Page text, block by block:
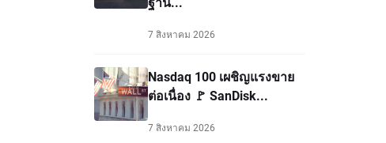
7 สิงหาคม 2026
Nasdaq 100 เผชิญแรงขาย
ต่อเนื่อง 🚩 SanDisk...
7 สิงหาคม 2026